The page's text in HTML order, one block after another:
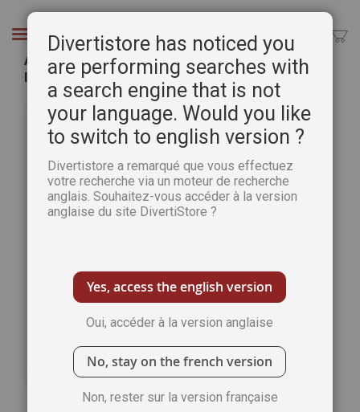
Chercher
Abonnement DECOUVERTE La Marche de
l'Histoire - 2 numéros
galerie
d’images
Divertistore has noticed you
are performing searches with
a search engine that is not
your language. Would you like
to switch to english version ?
Divertistore a remarqué que vous effectuez
votre recherche via un moteur de recherche
anglais. Souhaitez-vous accéder à la version
anglaise du site DivertiStore ?
Yes, access the english version
Oui, accéder à la version anglaise
No, stay on the french version
Non, rester sur la version française